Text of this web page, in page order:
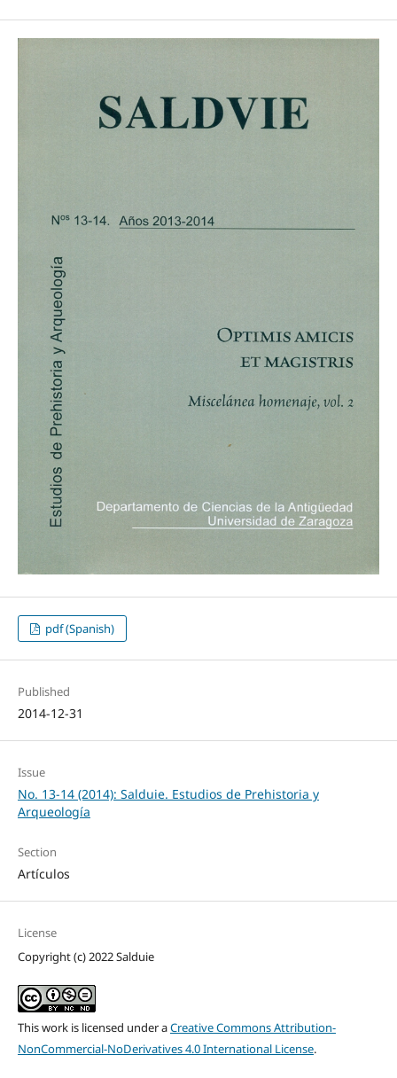
pdf (Spanish)
Published
2014-12-31
Issue
No. 13-14 (2014): Salduie. Estudios de Prehistoria y
Arqueología
Section
Artículos
License
Copyright (c) 2022 Salduie
This work is licensed under aCreative Commons Attribution-
NonCommercial-NoDerivatives 4.0 International License.